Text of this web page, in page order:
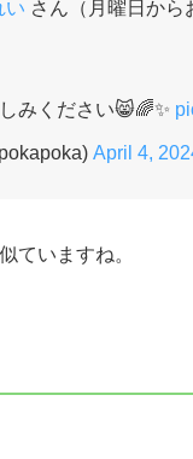
い さん（月曜日から
みください😸🌈✨
April 4,
ていますね。